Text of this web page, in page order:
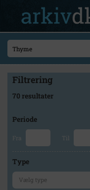
Filtrering
70 resultater
Periode
Fra Til
Type